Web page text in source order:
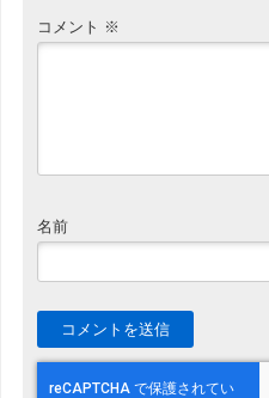
コメント ※
名前